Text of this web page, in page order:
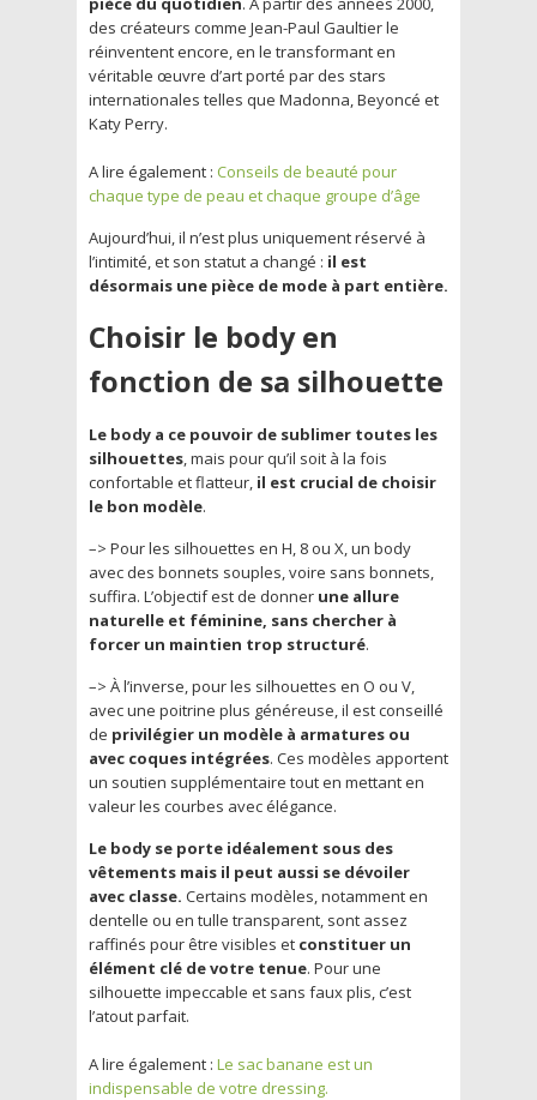
des créateurs comme Jean-Paul Gaultier le
réinventent encore, en le transformant en
véritable œuvre d’art porté par des stars
internationales telles que Madonna, Beyoncé et
Katy Perry.
A lire également : Conseils de beauté pour
chaque type de peau et chaque groupe d’âge
Aujourd’hui, il n’est plus uniquement réservé à
l’intimité, et son statut a changé : il est
désormais une pièce de mode à part entière.
Choisir le body en
fonction de sa silhouette
Le body a ce pouvoir de sublimer toutes les
silhouettes, mais pour qu’il soit à la fois
confortable et flatteur, il est crucial de choisir
le bon modèle.
–> Pour les silhouettes en H, 8 ou X, un body
avec des bonnets souples, voire sans bonnets,
suffira. L’objectif est de donner une allure
naturelle et féminine, sans chercher à
forcer un maintien trop structuré.
–> À l’inverse,pour les silhouettes en O ou V,
avec une poitrine plus généreuse, il est conseillé
de privilégier un modèle à armatures ou
avec coques intégrées. Ces modèles apportent
un soutien supplémentaire tout en mettant en
valeur les courbes avec élégance.
Le body se porte idéalement sous des
vêtements mais il peut aussi se dévoiler
avec classe. Certains modèles, notamment en
dentelle ou en tulle transparent, sont assez
raffinés pour être visibles et constituer un
élément clé de votre tenue. Pour une
silhouette impeccable et sans faux plis, c’est
l’atout parfait.
A lire également : Le sac banane est un
indispensable de votre dressing.